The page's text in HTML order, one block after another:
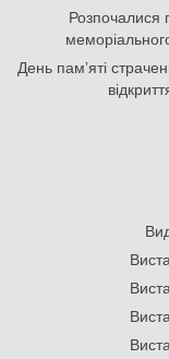
Розпочалися
День памʼяті